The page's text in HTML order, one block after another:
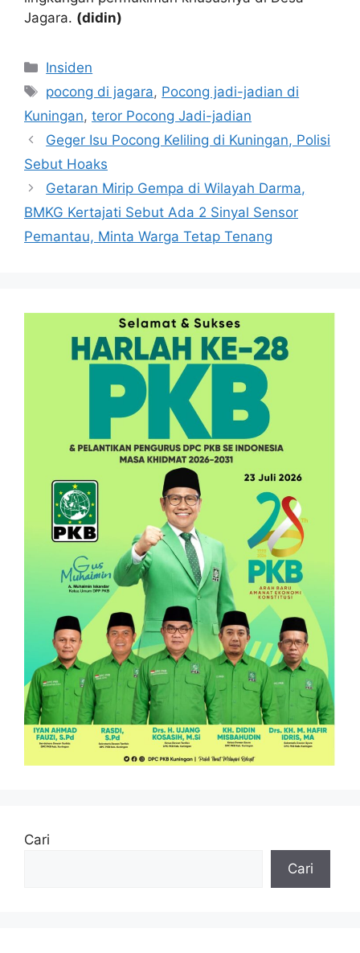
Jagara. (didin)
Kategori
Insiden
Tag
pocong di jagara, Pocong jadi-jadian di
Kuningan, teror Pocong Jadi-jadian
Geger Isu Pocong Keliling di Kuningan, Polisi
Sebut Hoaks
Getaran Mirip Gempa di Wilayah Darma,
BMKG Kertajati Sebut Ada 2 Sinyal Sensor
Pemantau, Minta Warga Tetap Tenang
Cari
Cari